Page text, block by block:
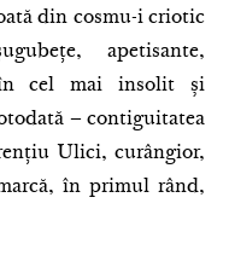
din cosmu-i criotic
apetisante,
în cel mai insolit și
– contiguitatea
Ulici, curângior,
în primul rând,